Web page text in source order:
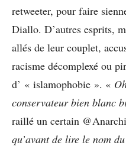
retweeter, pour faire
Diallo. D’autres esprits,
allés de leur couplet,
racisme décomplexé ou
d’ « islamophobie ». «
conservateur bien blanc
raillé un certain
qu’avant de lire le nom